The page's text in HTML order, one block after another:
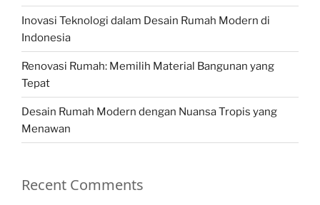
Inovasi Teknologi dalam Desain Rumah Modern di
Indonesia
Renovasi Rumah: Memilih Material Bangunan yang
Tepat
Desain Rumah Modern dengan Nuansa Tropis yang
Menawan
Recent Comments